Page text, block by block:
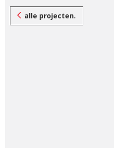
alle projecten.